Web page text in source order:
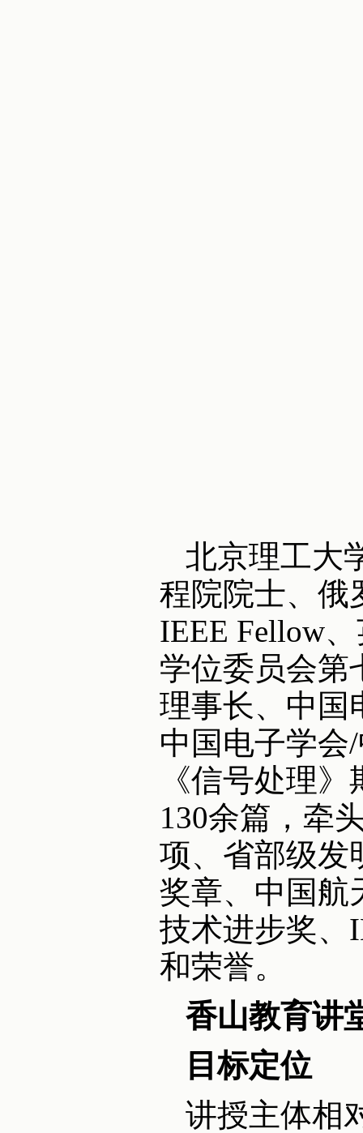
北京理工大
程院院士、俄
IEEE Fellow
学位委员会第
理事长、中国
中国电子学会
《信号处理
130余篇，牵
项、省部级发
奖章、中国航
技术进步奖、
和荣誉。
香山教育讲
目标定位
讲授主体相